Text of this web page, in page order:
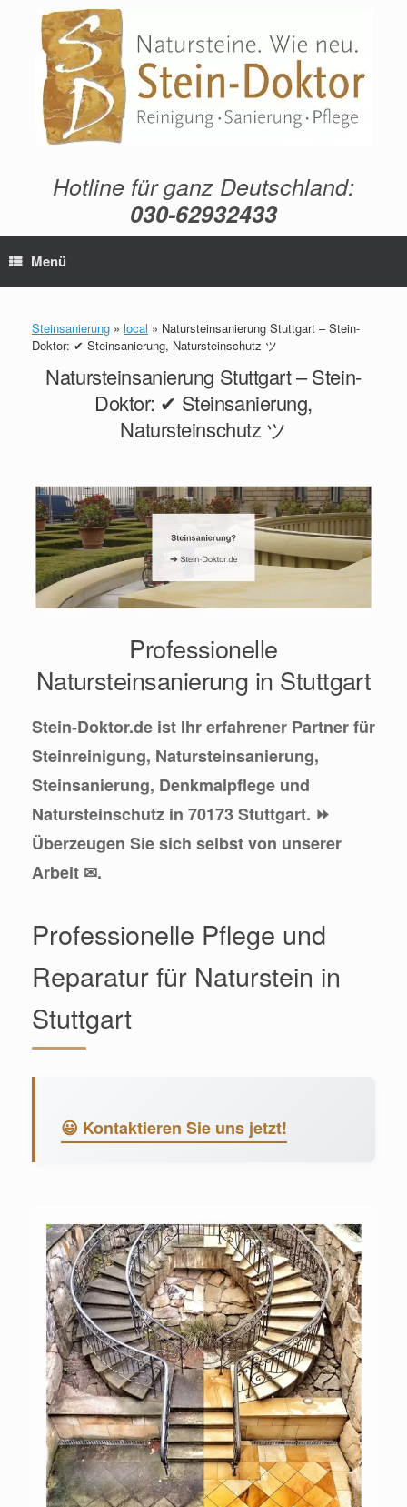
springen
Hotline für ganz Deutschland:
030-62932433
Menü
Steinsanierung » local » Natursteinsanierung Stuttgart – Stein-
Doktor: ✔ Steinsanierung, Natursteinschutz ツ
Natursteinsanierung Stuttgart – Stein-
Doktor: ✔ Steinsanierung,
Natursteinschutz ツ
Professionelle
Natursteinsanierung in Stuttgart
Stein-Doktor.de ist Ihr erfahrener Partner für
Steinreinigung, Natursteinsanierung,
Steinsanierung, Denkmalpflege und
Natursteinschutz in 70173 Stuttgart. ⏩
Überzeugen Sie sich selbst von unserer
Arbeit ✉.
Professionelle Pflege und
Reparatur für Naturstein in
Stuttgart
😃 Kontaktieren Sie uns jetzt!